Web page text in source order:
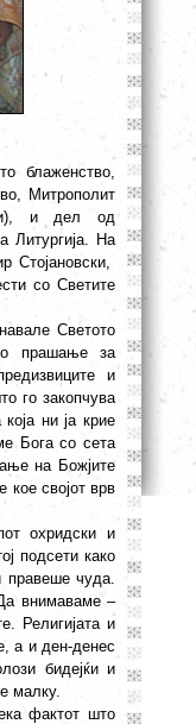
блаженство,
Митрополит
и дел од
Литургија. На
Стојановски,
со Светите
Светото
прашање за
и
го закопчува
ни ја крие
Бога со сета
на Божјите
својот врв
охридски и
подсети како
правеше чуда.
внимаваме –
Религијата и
а и ден-денес
бидејќи и
малку.
фактот што